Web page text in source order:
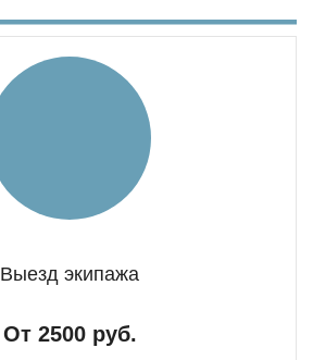
Выезд экипажа
От 2500 руб.